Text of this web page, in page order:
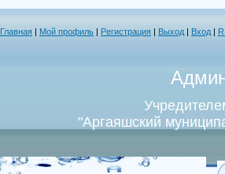
Главная Мой профиль Регистрация Выход Вход
"Аргаяшский